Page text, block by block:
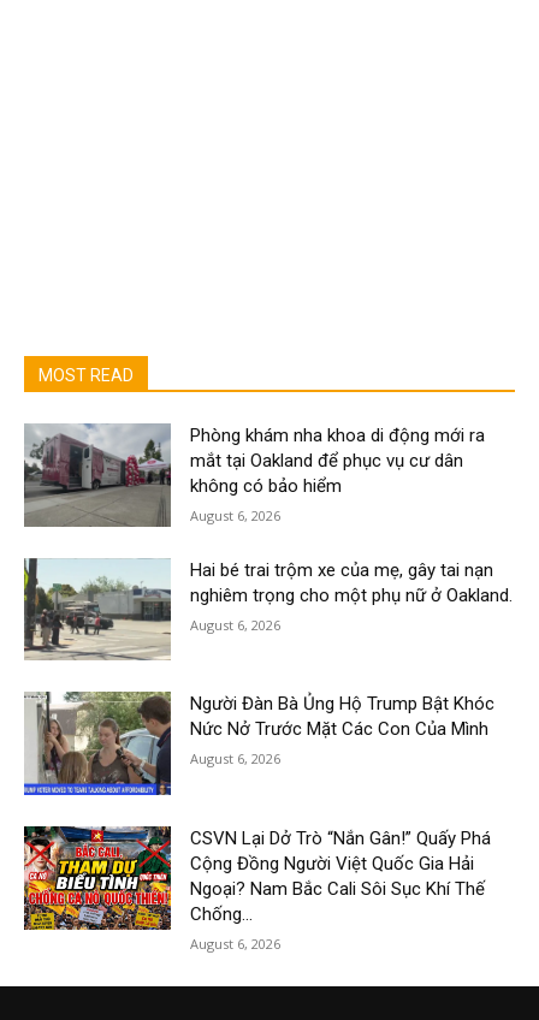
MOST READ
Phòng khám nha khoa di động mới ra
mắt tại Oakland để phục vụ cư dân
không có bảo hiểm
August 6, 2026
Hai bé trai trộm xe của mẹ, gây tai nạn
nghiêm trọng cho một phụ nữ ở Oakland.
August 6, 2026
Người Đàn Bà Ủng Hộ Trump Bật Khóc
Nức Nở Trước Mặt Các Con Của Mình
August 6, 2026
CSVN Lại Dở Trò “Nắn Gân!” Quấy Phá
Cộng Đồng Người Việt Quốc Gia Hải
Ngoại? Nam Bắc Cali Sôi Sục Khí Thế
Chống...
August 6, 2026